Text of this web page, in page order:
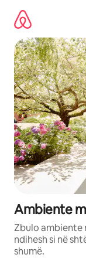
përmbajtja
Ambiente
Zbulo ambiente
ndihesh si në
shumë.